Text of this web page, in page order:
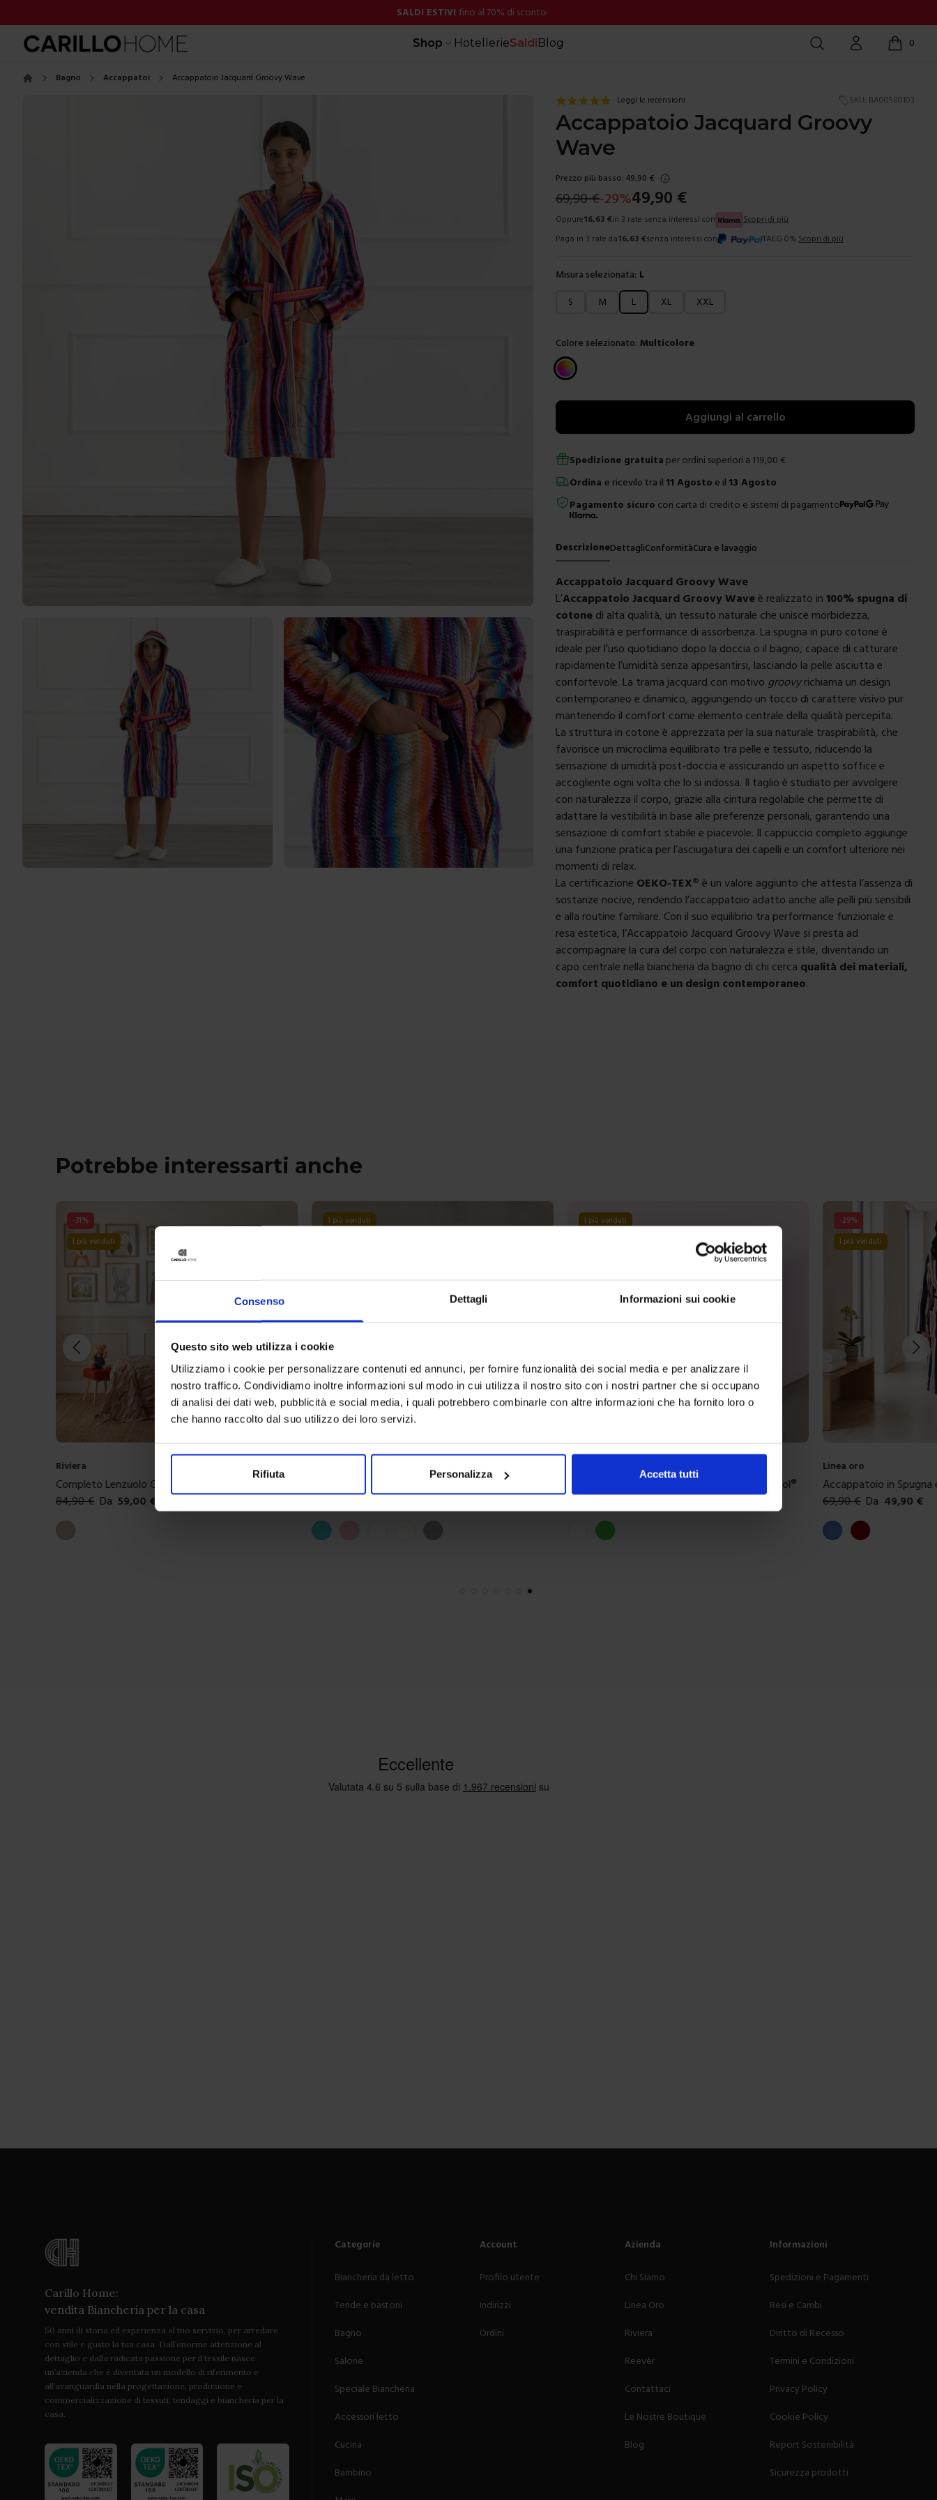
Consenso Dettagli Informazioni sui cookie
Questo sito web utilizza i cookie
Utilizziamo i cookie per personalizzare contenuti ed annunci, per fornire funzionalità dei social media e per analizzare il
nostro traffico. Condividiamo inoltre informazioni sul modo in cui utilizza il nostro sito con i nostri partner che si occupano
di analisi dei dati web, pubblicità e social media, i quali potrebbero combinarle con altre informazioni che ha fornito loro o
che hanno raccolto dal suo utilizzo dei loro servizi.
Rifiuta Personalizza Accetta tutti
SALDI ESTIVI fino al 70% di sconto
Shop HotellerieSaldiBlog Cerca Account 0
items in
Bagno Accappatoi Accappatoio Jacquard Groovy Wave
Leggi le recensioni SKU: BA00580103
Accappatoio Jacquard Groovy
Wave
Prezzo più basso: 49,90 €
69,90€-29%49,90 €
Oppure16,63 €in 3 rate senza interessi con
Scopri di più
Paga in 3 rate da16,63 €senza interessi con TAEG 0%. Scopri di più
Misura selezionata: L
Scegli una misura
S M L XL XXL
Colore selezionato: Multicolore
Scegli un colore
Aggiungi al carrello
Spedizione gratuita per ordini superiori a 119,00 €
Ordina e ricevilo tra il11 Agosto e il 13 Agosto
Pagamento sicuro con carta di credito e sistemi di pagamento
DescrizioneDettagliConformitàCura e lavaggio
Accappatoio Jacquard Groovy Wave
L’Accappatoio Jacquard Groovy Waveè realizzato in100% spugna di
cotone di alta qualità, un tessuto naturale che unisce morbidezza,
traspirabilità e performance di assorbenza. La spugna in puro cotone è
ideale per l’uso quotidiano dopo la doccia o il bagno, capace di catturare
rapidamente l’umidità senza appesantirsi, lasciando la pelle asciutta e
confortevole. La trama jacquard con motivo groovyrichiama un design
contemporaneo e dinamico, aggiungendo un tocco di carattere visivo pur
mantenendo il comfort come elemento centrale della qualità percepita.
La struttura in cotone è apprezzata per la sua naturale traspirabilità, che
favorisce un microclima equilibrato tra pelle e tessuto, riducendo la
sensazione di umidità post-doccia e assicurando un aspetto soffice e
accogliente ogni volta che lo si indossa. Il taglio è studiato per avvolgere
con naturalezza il corpo, grazie alla cintura regolabile che permette di
adattare la vestibilità in base alle preferenze personali, garantendo una
sensazione di comfort stabile e piacevole. Il cappuccio completo aggiunge
una funzione pratica per l’asciugatura dei capelli e un comfort ulteriore nei
momenti di relax.
La certificazione OEKO-TEX® è un valore aggiunto che attesta l’assenza di
sostanze nocive, rendendo l’accappatoio adatto anche alle pelli più sensibili
e alla routine familiare. Con il suo equilibrio tra performance funzionale e
resa estetica, l’Accappatoio Jacquard Groovy Wave si presta ad
accompagnare la cura del corpo con naturalezza e stile, diventando un
capo centrale nella biancheria da bagno di chi cerca qualità dei materiali,
comfort quotidiano e un design contemporaneo.
Potrebbe interessarti anche
I più venduti
Riviera
Coppia Federe Rinfrescante BeCool®
Da 29,90€
Colori disponibili
Azzurro
I più venduti
Lenzuolo Sotto Con Angoli Rinfrescante BeCool®
Colori disponibili
Bianco
- 29%
Colori disponibili
Bordeaux
-17%
I più venduti
Linea oro
Completo Letto Basic
29,90€ Da 24,90 €
Colori disponibili
TortoraVerde salvia
Carillo Home:
vendita Biancheria per la casa
50 anni di storia ed esperienza al tuo servizio, per arredare
con stile e gusto la tua casa. Dall’enorme attenzione al
dettaglio e dalla radicata passione per il tessile nasce
un’azienda che è diventata un modello di riferimento e
all’avanguardia nella progettazione, produzione e
commercializzazione di tessuti, tendaggi e biancheria per la
casa.
Categorie
Biancheria da letto
Tende e bastoni
Bagno
Salone
Speciale Biancheria
Accessori letto
Cucina
Bambino
Account
Profilo utente
Indirizzi
Ordini
Azienda
Chi Siamo
Linea Oro
Riviera
Reevèr
Contattaci
Le Nostre Boutique
Blog
Informazioni
Spedizioni e Pagamenti
Resi e Cambi
Diritto di Recesso
Termini e Condizioni
Privacy Policy
Cookie Policy
Report Sostenibilità
Sicurezza prodotti